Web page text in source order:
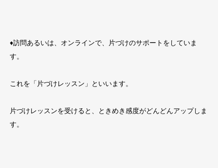
♦訪問あるいは、オンラインで、片づけのサポートをしていま
す。
これを「片づけレッスン」といいます。
片づけレッスンを受けると、ときめき感度がどんどんアップしま
す。